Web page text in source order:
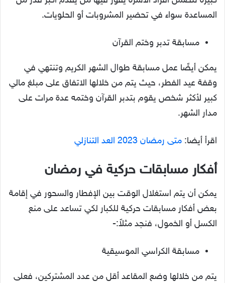
المساعدة سواء في تحضير المشروبات أو الحلويات.
مسابقة تدبر وختم القرآن
يمكن أيضًا عمل مسابقة طوال الشهر الكريم وتنتهي في
وقفة عيد الفطر، حيث يتم من خلالها الاتفاق على مبلغ مالي
كبير لأكثر شخص يقوم بتدبر القرآن وختمه عدة مرات على
مدار الشهر.
اقرأ أيضا: متى رمضان 2023 العد التنازلي
أفكار مسابقات حركية في رمضان
يمكن أن يتم استغلال الوقت بين الإفطار والسحور في إقامة
بعض أفكار مسابقات حركية للكبار لكي تساعد على منع
الكسل أو الخمول، فنجد مثلاً:-
مسابقة الكراسي الموسيقية
يتم من خلالها وضع المقاعد أقل من عدد المشتركين، فعلى